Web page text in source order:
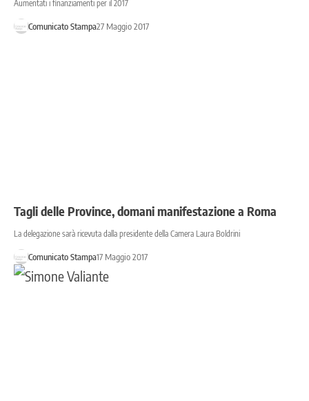
Aumentati i finanziamenti per il 2017
Comunicato Stampa27 Maggio 2017
Tagli delle Province, domani manifestazione a Roma
La delegazione sarà ricevuta dalla presidente della Camera Laura Boldrini
Comunicato Stampa17 Maggio 2017